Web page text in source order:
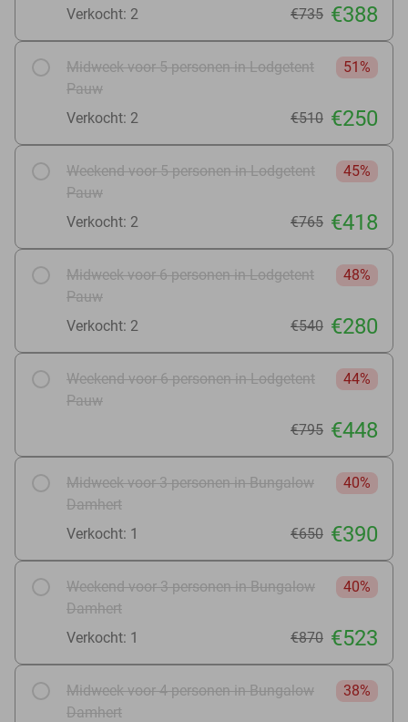
Verkocht: 2 €735 €388
Midweek voor 5 personen in Lodgetent
Pauw
51%
Verkocht: 2 €510 €250
Weekend voor 5 personen in Lodgetent
Pauw
45%
Verkocht: 2 €765 €418
Midweek voor 6 personen in Lodgetent
Pauw
48%
Verkocht: 2 €540 €280
Weekend voor 6 personen in Lodgetent
Pauw
44%
€795 €448
Midweek voor 3 personen in Bungalow
Damhert
40%
Verkocht: 1 €650 €390
Weekend voor 3 personen in Bungalow
Damhert
40%
Verkocht: 1 €870 €523
Midweek voor 4 personen in Bungalow
Damhert
38%